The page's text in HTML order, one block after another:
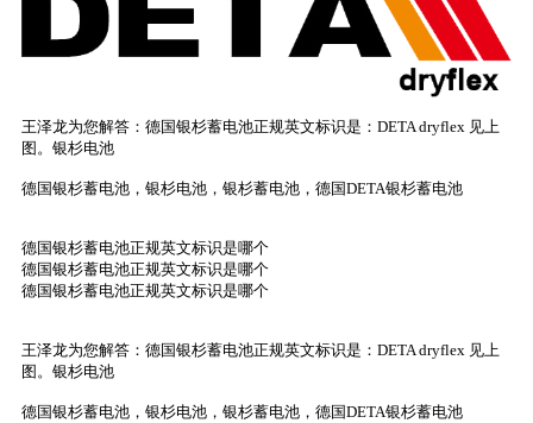
王泽龙为您解答：德国银杉蓄电池正规英文标识是：DETA dryflex 见上
图。银杉电池
德国银杉蓄电池，银杉电池，银杉蓄电池，德国DETA银杉蓄电池
德国银杉蓄电池正规英文标识是哪个
德国银杉蓄电池正规英文标识是哪个
德国银杉蓄电池正规英文标识是哪个
王泽龙为您解答：德国银杉蓄电池正规英文标识是：DETA dryflex 见上
图。银杉电池
德国银杉蓄电池，银杉电池，银杉蓄电池，德国DETA银杉蓄电池